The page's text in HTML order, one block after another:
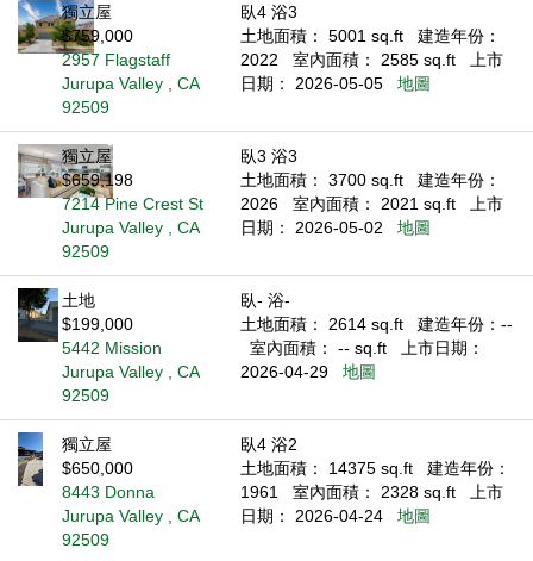
獨立屋
$759,000
2957 Flagstaff
Jurupa Valley , CA
92509
臥4 浴3
土地面積： 5001 sq.ft
建造年份：
2022
室內面積： 2585 sq.ft
上市
日期： 2026-05-05
地圖
獨立屋
$659,198
7214 Pine Crest St
Jurupa Valley , CA
92509
臥3 浴3
土地面積： 3700 sq.ft
建造年份：
2026
室內面積： 2021 sq.ft
上市
日期： 2026-05-02
地圖
土地
$199,000
5442 Mission
Jurupa Valley , CA
92509
臥- 浴-
土地面積： 2614 sq.ft
建造年份：--
室內面積： -- sq.ft
上市日期：
2026-04-29
地圖
獨立屋
$650,000
8443 Donna
Jurupa Valley , CA
92509
臥4 浴2
土地面積： 14375 sq.ft
建造年份：
1961
室內面積： 2328 sq.ft
上市
日期： 2026-04-24
地圖